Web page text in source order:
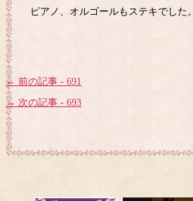
ピアノ、オルゴールもステキでした。
← 前の記事 - 691
→ 次の記事 - 693